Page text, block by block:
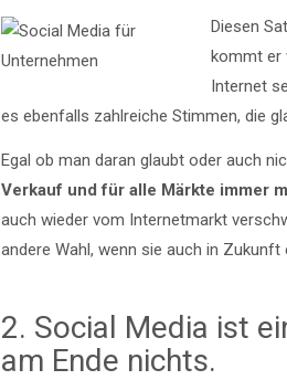
Diesen
kommt er
Internet
es ebenfalls zahlreiche Stimmen, die
Egal ob man daran glaubt oder auch
Verkauf und für alle Märkte immer
auch wieder vom Internetmarkt
andere Wahl, wenn sie auch in
2. Social Media ist
am Ende nichts.